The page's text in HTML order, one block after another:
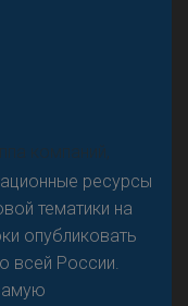
не
компаний,
ресурсы
тематики на
опубликовать
всей России.